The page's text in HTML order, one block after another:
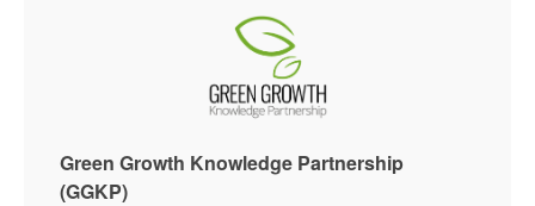
Green Growth Knowledge Partnership
(GGKP)